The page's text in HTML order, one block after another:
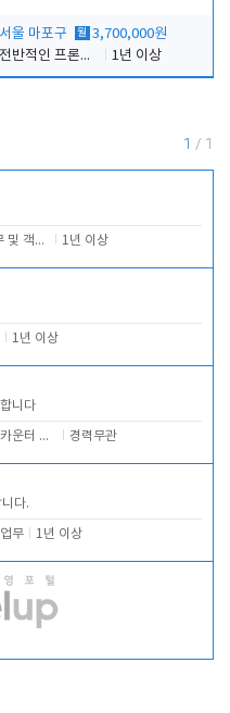
서울 마포구 월 3,700,000원
전반적인 프론트 당번업무
1년 이상
1 / 1
카운터 업무 및 객실관리(청소상태 확인, 객실판매) 1년 이상
1년 이상
니다
전반적인 카운터 업무 경력무관
다.
무 1년 이상